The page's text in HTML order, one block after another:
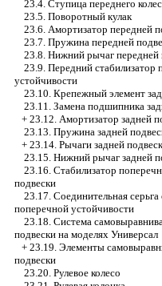
23.4. Ступица переднего
23.5. Поворотный кулак
23.6. Амортизатор передней
23.7. Пружина передней
23.8. Нижний рычаг передней
23.9. Передний стабилизатор
устойчивости
23.10. Крепежный элемент
23.11. Замена подшипника
+ 23.12. Амортизатор задней
23.13. Пружина задней
+ 23.14. Рычаги задней
23.15. Нижний рычаг задней
23.16. Стабилизатор
подвески
23.17. Соединительная серьга
поперечной устойчивости
23.18. Система
подвески на моделях Универсал
+ 23.19. Элементы
подвески
23.20. Рулевое колесо